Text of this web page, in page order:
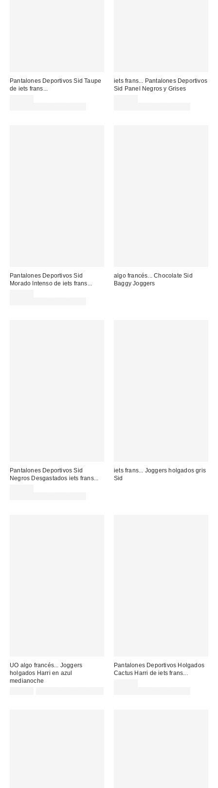
Pantalones Deportivos Sid Taupe
de iets frans...
iets frans... Pantalones Deportivos
Sid Panel Negros y Grises
Pantalones Deportivos Sid
Morado Intenso de iets frans...
algo francés... Chocolate Sid
Baggy Joggers
Pantalones Deportivos Sid
Negros Desgastados iets frans...
iets frans... Joggers holgados gris
Sid
UO algo francés... Joggers
holgados Harri en azul
medianoche
Pantalones Deportivos Holgados
Cactus Harri de iets frans...